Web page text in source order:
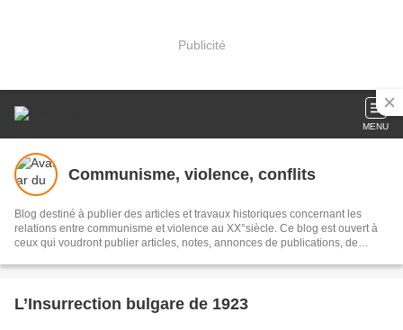
Publicité
MENU
Communisme, violence, conflits
Blog destiné à publier des articles et travaux historiques concernant les
relations entre communisme et violence au XX°siècle. Ce blog est ouvert à
ceux qui voudront publier articles, notes, annonces de publications, de
L’Insurrection bulgare de 1923